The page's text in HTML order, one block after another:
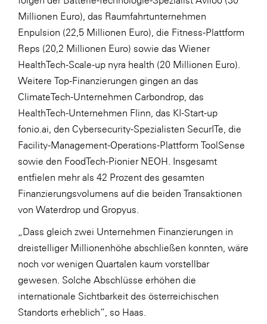
Millionen Euro), das Raumfahrtunternehmen
Enpulsion (22,5 Millionen Euro), die Fitness-Plattform
Reps (20,2 Millionen Euro) sowie das Wiener
HealthTech-Scale-up nyra health (20 Millionen Euro).
Weitere Top-Finanzierungen gingen an das
ClimateTech-Unternehmen Carbondrop, das
HealthTech-Unternehmen Flinn, das KI-Start-up
fonio.ai, den Cybersecurity-Spezialisten SecurITe, die
Facility-Management-Operations-Plattform ToolSense
sowie den FoodTech-Pionier NEOH. Insgesamt
entfielen mehr als 42 Prozent des gesamten
Finanzierungsvolumens auf die beiden Transaktionen
von Waterdrop und Gropyus.
„Dass gleich zwei Unternehmen Finanzierungen in
dreistelliger Millionenhöhe abschließen konnten, wäre
noch vor wenigen Quartalen kaum vorstellbar
gewesen. Solche Abschlüsse erhöhen die
internationale Sichtbarkeit des österreichischen
Standorts erheblich“, so Haas.